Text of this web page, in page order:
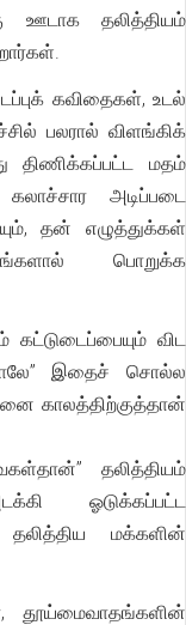
ஊடாக தலித்தியம்
கவிதைகள், உடல்
பலரால் விளங்கிக்
திணிக்கப்பட்ட மதம்
அடிப்படை
தன் எழுத்துக்கள்
பொறுக்க
விட
இதைச் சொல்ல
காலத்திற்குத்தான்
தலித்தியம்
ஓடுக்கப்பட்ட
மக்களின்
தூய்மைவாதங்களின்